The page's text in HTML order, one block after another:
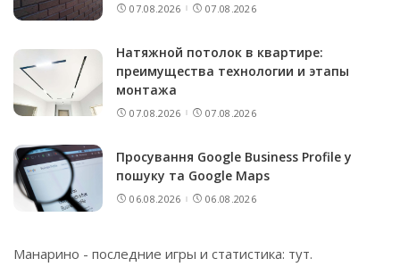
07.08.2026 07.08.2026
Натяжной потолок в квартире:
преимущества технологии и этапы
монтажа
07.08.2026 07.08.2026
Просування Google Business Profile у
пошуку та Google Maps
06.08.2026 06.08.2026
Манарино - последние игры и статистика: тут.